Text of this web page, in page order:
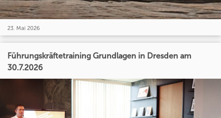
23. Mai 2026
Führungskräftetraining Grundlagen in Dresden am
30.7.2026